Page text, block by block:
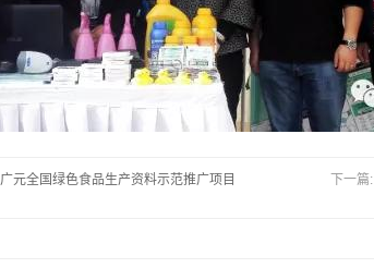
元全国绿色食品生产资料示范推广项目 下一篇: